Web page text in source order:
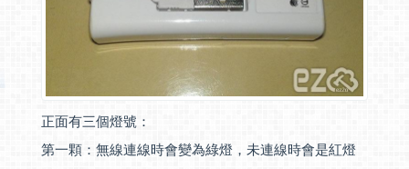
正面有三個燈號：
第一顆：無線連線時會變為綠燈，未連線時會是紅燈